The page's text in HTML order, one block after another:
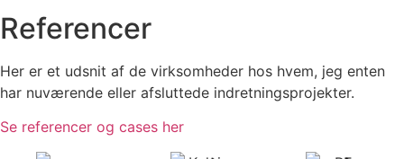
Referencer
Her er et udsnit af de virksomheder hos hvem, jeg enten
har nuværende eller afsluttede indretningsprojekter.
Se referencer og cases her